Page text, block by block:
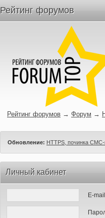
Рейтинг форумов
Рейтинг форумов → Форум →
Обновление: HTTPS, починка
Личный кабинет
E-mail